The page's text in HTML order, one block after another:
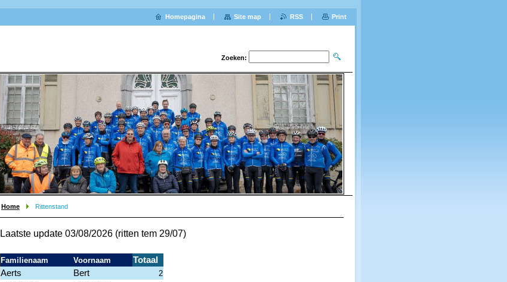
Zoeken:
Home Rittenstand
Laatste update 03/08/2026 (ritten tem 29/07)
Familienaam Voornaam
Totaal
Aerts
Bert 2
Homepagina Site map RSS Print